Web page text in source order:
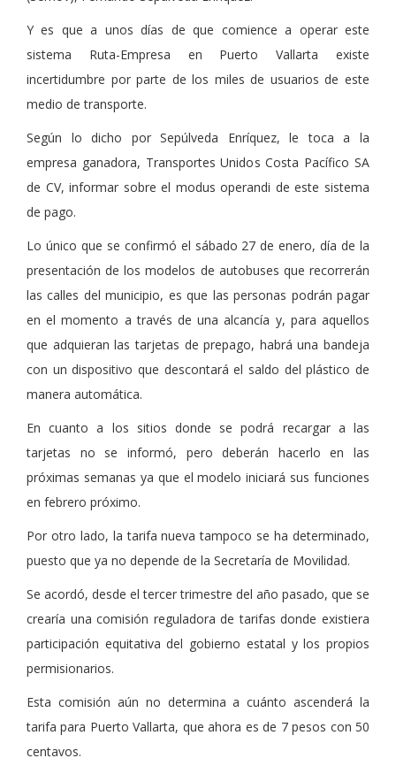
Y es que a unos días de que comience a operar este
sistema Ruta-Empresa en Puerto Vallarta existe
incertidumbre por parte de los miles de usuarios de este
medio de transporte.
Según lo dicho por Sepúlveda Enríquez, le toca a la
empresa ganadora, Transportes Unidos Costa Pacífico SA
de CV, informar sobre el modus operandi de este sistema
de pago.
Lo único que se confirmó el sábado 27 de enero, día de la
presentación de los modelos de autobuses que recorrerán
las calles del municipio, es que las personas podrán pagar
en el momento a través de una alcancía y, para aquellos
que adquieran las tarjetas de prepago, habrá una bandeja
con un dispositivo que descontará el saldo del plástico de
manera automática.
En cuanto a los sitios donde se podrá recargar a las
tarjetas no se informó, pero deberán hacerlo en las
próximas semanas ya que el modelo iniciará sus funciones
en febrero próximo.
Por otro lado, la tarifa nueva tampoco se ha determinado,
puesto que ya no depende de la Secretaría de Movilidad.
Se acordó, desde el tercer trimestre del año pasado, que se
crearía una comisión reguladora de tarifas donde existiera
participación equitativa del gobierno estatal y los propios
permisionarios.
Esta comisión aún no determina a cuánto ascenderá la
tarifa para Puerto Vallarta, que ahora es de 7 pesos con 50
centavos.